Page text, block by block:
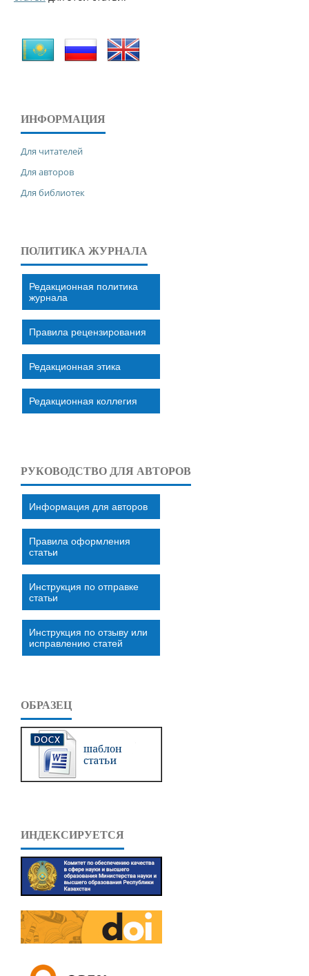
ИНФОРМАЦИЯ
Для читателей
Для авторов
Для библиотек
ПОЛИТИКА ЖУРНАЛА
Редакционная политика
журнала
Правила рецензирования
Редакционная этика
Редакционная коллегия
РУКОВОДСТВО ДЛЯ АВТОРОВ
Информация для авторов
Правила оформления
статьи
Инструкция по отправке
статьи
Инструкция по отзыву или
исправлению статей
ОБРАЗЕЦ
ИНДЕКСИРУЕТСЯ